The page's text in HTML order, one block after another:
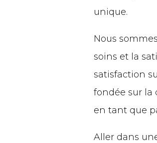
unique.
Nous
soins et la
satisfaction
fondée sur la
en tant que
Aller dans